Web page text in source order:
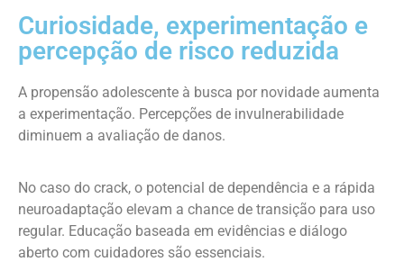
Curiosidade, experimentação e
percepção de risco reduzida
A propensão adolescente à busca por novidade aumenta
a experimentação. Percepções de invulnerabilidade
diminuem a avaliação de danos.
No caso do crack, o potencial de dependência e a rápida
neuroadaptação elevam a chance de transição para uso
regular. Educação baseada em evidências e diálogo
aberto com cuidadores são essenciais.